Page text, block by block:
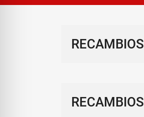
RECAMBIOS
RECAMBIOS